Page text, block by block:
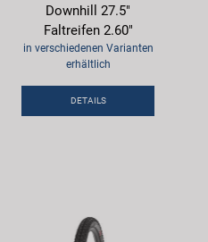
Downhill 27.5"
Faltreifen 2.60"
in verschiedenen Varianten
erhältlich
DETAILS